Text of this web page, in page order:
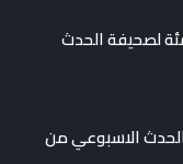
لصحيفة الحدث
لصحيفة الحدث الاسبوعي من